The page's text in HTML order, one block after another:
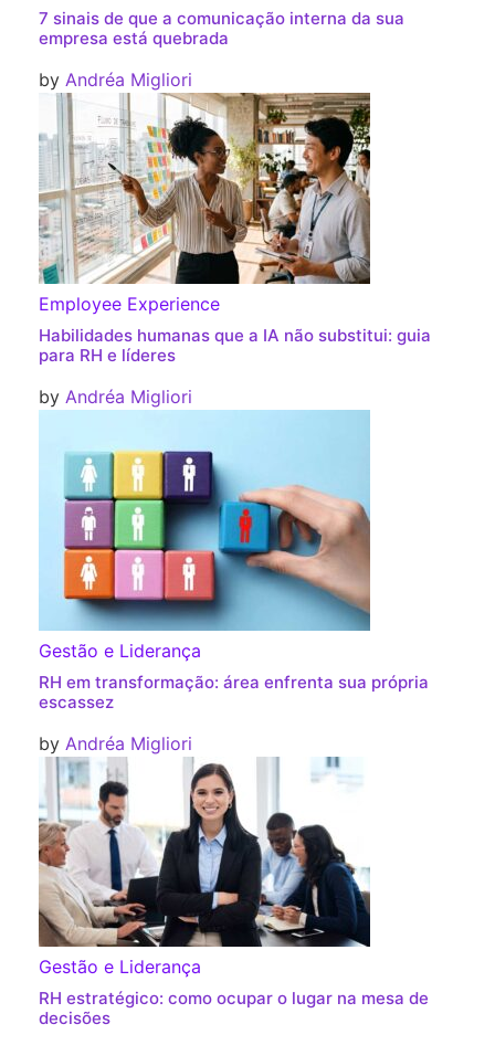
7 sinais de que a comunicação interna da sua
empresa está quebrada
by Andréa Migliori
Employee Experience
Habilidades humanas que a IA não substitui: guia
para RH e líderes
by Andréa Migliori
Gestão e Liderança
RH em transformação: área enfrenta sua própria
escassez
by Andréa Migliori
Gestão e Liderança
RH estratégico: como ocupar o lugar na mesa de
decisões